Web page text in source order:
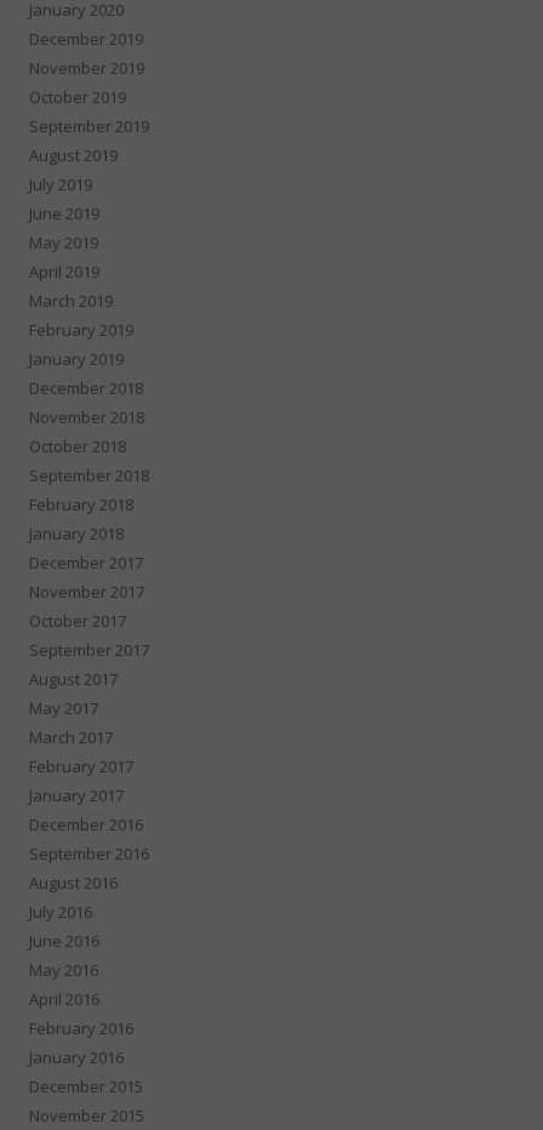
January 2020
December 2019
November 2019
October 2019
September 2019
August 2019
July 2019
June 2019
May 2019
April 2019
March 2019
February 2019
January 2019
December 2018
November 2018
October 2018
September 2018
February 2018
January 2018
December 2017
November 2017
October 2017
September 2017
August 2017
May 2017
March 2017
February 2017
January 2017
December 2016
September 2016
August 2016
July 2016
June 2016
May 2016
April 2016
February 2016
January 2016
December 2015
November 2015